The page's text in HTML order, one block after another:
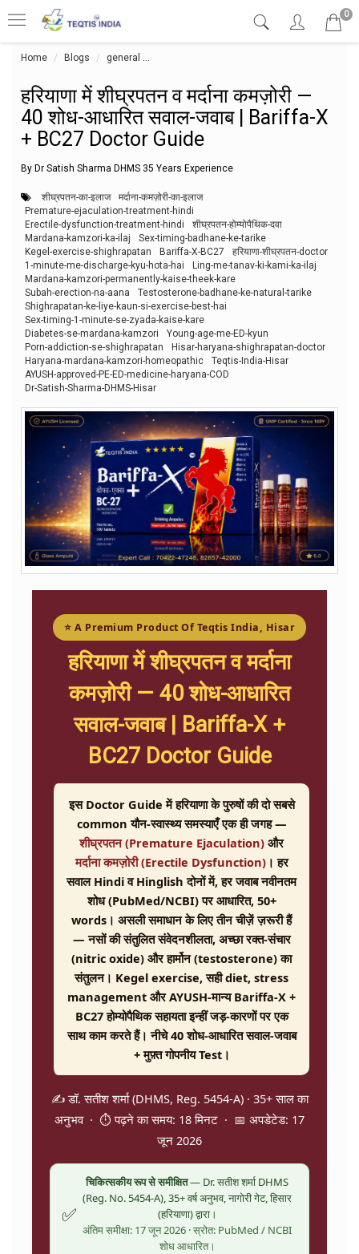
0
Home Blogs general
हरियाणा में शीघ्रपतन व मर्दाना कमज़ोरी —
40 शोध-आधारित सवाल-जवाब | Bariffa-X
+ BC27 Doctor Guide
By Dr Satish Sharma DHMS 35 Years Experience
शीघ्रपतन-का-इलाज
मर्दाना-कमज़ोरी-का-इलाज
Premature-ejaculation-treatment-hindi
Erectile-dysfunction-treatment-hindi
शीघ्रपतन-होम्योपैथिक-दवा
Mardana-kamzori-ka-ilaj
Sex-timing-badhane-ke-tarike
Kegel-exercise-shighrapatan
Bariffa-X-BC27
हरियाणा-शीघ्रपतन-doctor
1-minute-me-discharge-kyu-hota-hai
Ling-me-tanav-ki-kami-ka-ilaj
Mardana-kamzori-permanently-kaise-theek-kare
Subah-erection-na-aana
Testosterone-badhane-ke-natural-tarike
Shighrapatan-ke-liye-kaun-si-exercise-best-hai
Sex-timing-1-minute-se-zyada-kaise-kare
Diabetes-se-mardana-kamzori
Young-age-me-ED-kyun
Porn-addiction-se-shighrapatan
Hisar-haryana-shighrapatan-doctor
Haryana-mardana-kamzori-homeopathic
Teqtis-India-Hisar
AYUSH-approved-PE-ED-medicine-haryana-COD
Dr-Satish-Sharma-DHMS-Hisar
⭐ A Premium Product Of Teqtis India, Hisar
हरियाणा में शीघ्रपतन व मर्दाना
कमज़ोरी — 40 शोध-आधारित
सवाल-जवाब | Bariffa-X +
BC27 Doctor Guide
इस Doctor Guide में हरियाणा के पुरुषों की दो सबसे
common यौन-स्वास्थ्य समस्याएँ एक ही जगह —
शीघ्रपतन (Premature Ejaculation) और
मर्दाना कमज़ोरी (Erectile Dysfunction)। हर
सवाल Hindi व Hinglish दोनों में, हर जवाब नवीनतम
शोध (PubMed/NCBI) पर आधारित, 50+
words। असली समाधान के लिए तीन चीज़ें ज़रूरी हैं
— नसों की संतुलित संवेदनशीलता, अच्छा रक्त-संचार
(nitric oxide) और हार्मोन (testosterone) का
संतुलन। Kegel exercise, सही diet, stress
management और AYUSH-मान्य Bariffa-X +
BC27 होम्योपैथिक सहायता इन्हीं जड़-कारणों पर एक
साथ काम करते हैं। नीचे 40 शोध-आधारित सवाल-जवाब
+ मुफ़्त गोपनीय Test।
✍️ डॉ. सतीश शर्मा (DHMS, Reg. 5454-A) · 35+ साल का
अनुभव · ⏱️ पढ़ने का समय: 18 मिनट · 📅 अपडेटेड: 17
जून 2026
✅
चिकित्सकीय रूप से समीक्षित— Dr. सतीश शर्मा DHMS
(Reg. No. 5454-A), 35+ वर्ष अनुभव, नागोरी गेट, हिसार
(हरियाणा) द्वारा।
अंतिम समीक्षा: 17 जून 2026 · स्रोत: PubMed / NCBI
शोध आधारित।